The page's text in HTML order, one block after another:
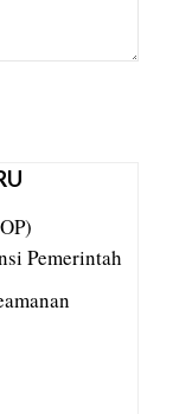
Pemerintah